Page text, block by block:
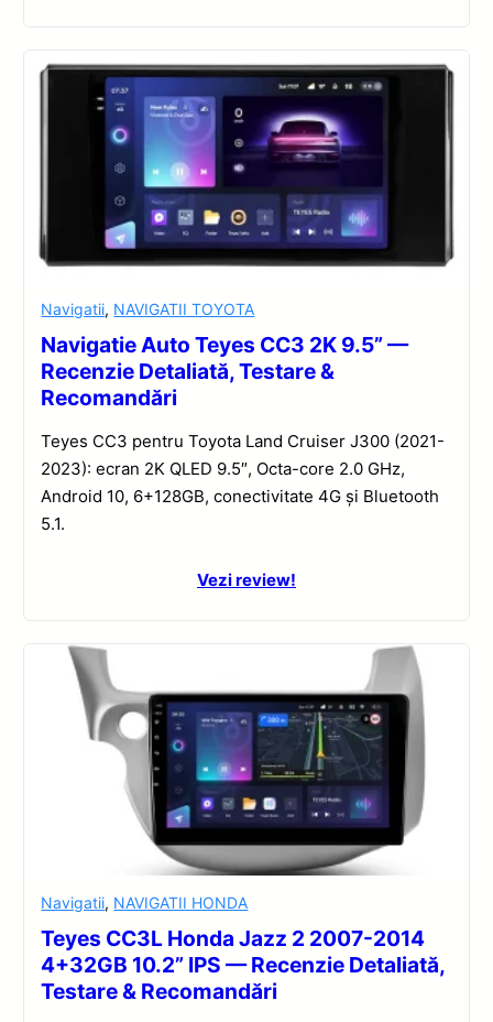
Navigatii, NAVIGATII TOYOTA
Navigatie Auto Teyes CC3 2K 9.5” —
Recenzie Detaliată, Testare &
Recomandări
Teyes CC3 pentru Toyota Land Cruiser J300 (2021-
2023): ecran 2K QLED 9.5″, Octa-core 2.0 GHz,
Android 10, 6+128GB, conectivitate 4G și Bluetooth
5.1.
Vezi review!
Navigatii, NAVIGATII HONDA
Teyes CC3L Honda Jazz 2 2007-2014
4+32GB 10.2” IPS — Recenzie Detaliată,
Testare & Recomandări